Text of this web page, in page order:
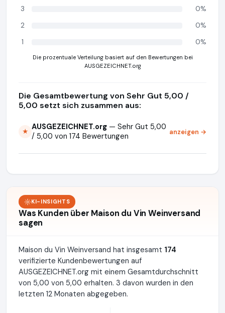
3
0%
2
0%
1
0%
Die prozentuale Verteilung basiert auf den Bewertungen bei
AUSGEZEICHNET.org
Die Gesamtbewertung von Sehr Gut 5,00 /
5,00 setzt sich zusammen aus:
★ AUSGEZEICHNET.org — Sehr Gut 5,00
/ 5,00 von 174 Bewertungen
anzeigen →
KI-INSIGHTS
Was Kunden über Maison du Vin Weinversand
sagen
Maison du Vin Weinversand hat insgesamt 174
verifizierte Kundenbewertungen auf
AUSGEZEICHNET.org mit einem Gesamtdurchschnitt
von 5,00 von 5,00 erhalten. 3 davon wurden in den
letzten 12 Monaten abgegeben.